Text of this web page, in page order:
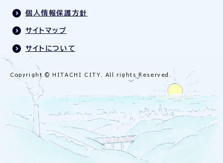
個人情報保護方針
サイトマップ
サイトについて
Copyright © HITACHI CITY. All rights Reserved.